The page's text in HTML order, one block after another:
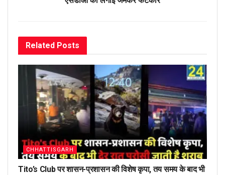
Related Posts
CHHATTISGARH
Tito’s Club पर शासन-प्रशासन की विशेष कृपा, तय समय के बाद भी